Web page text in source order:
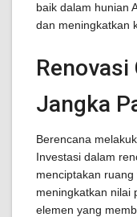
baik dalam hunian
dan meningkatkan
Jangka
Berencana
Investasi dalam
menciptakan
meningkatkan nilai
elemen yang